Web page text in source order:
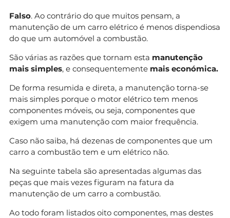
Falso. Ao contrário do que muitos pensam, a
manutenção de um carro elétrico é menos dispendiosa
do que um automóvel a combustão.
São várias as razões que tornam esta manutenção
mais simples, e consequentemente mais económica.
De forma resumida e direta, a manutenção torna-se
mais simples porque o motor elétrico tem menos
componentes móveis, ou seja, componentes que
exigem uma manutenção com maior frequência.
Caso não saiba, há dezenas de componentes que um
carro a combustão tem e um elétrico não.
Na seguinte tabela são apresentadas algumas das
peças que mais vezes figuram na fatura da
manutenção de um carro a combustão.
Ao todo foram listados oito componentes, mas destes